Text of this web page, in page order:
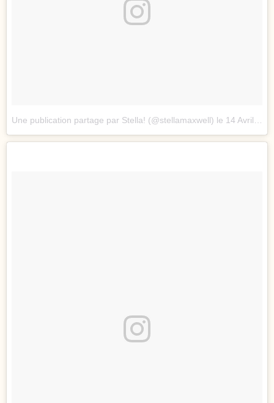
Une publication partage par Stella! (@stellamaxwell) le 14 Avril 2017 12h26 PDT